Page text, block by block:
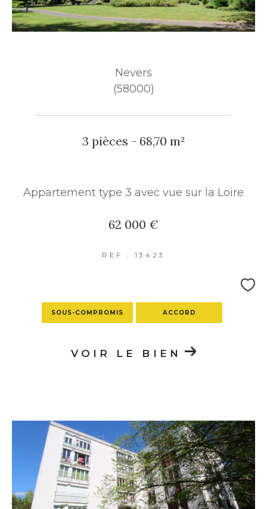
Nevers
(58000)
3 pièces - 68,70 m²
Appartement type 3 avec vue sur la Loire
62 000 €
REF : 13423
SOUS-COMPROMIS ACCORD
VOIR LE BIEN